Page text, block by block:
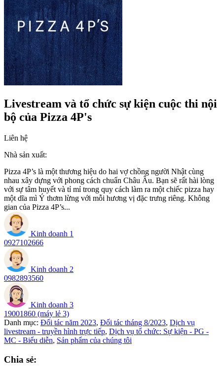
Livestream và tổ chức sự kiện cuộc thi nội
bộ của Pizza 4P's
Liên hệ
Nhà sản xuất:
Pizza 4P’s là một thương hiệu do hai vợ chồng người Nhật cùng
nhau xây dựng với phong cách chuẩn Châu Âu. Bạn sẽ rất hài lòng
với sự tâm huyết và tỉ mỉ trong quy cách làm ra một chiếc pizza hay
một dĩa mì Ý thơm lừng với mỗi hương vị đặc trưng riêng. Không
gian của Pizza 4P’s...
Kinh doanh 1
0927102666
Kinh doanh 2
0982893560
Kinh doanh 3
19001860 (máy lẻ 3)
Danh mục: Đối tác năm 2023, Đối tác tháng 8/2023, Dịch vụ
livestream - truyền hình trực tiếp, Dịch vụ tổ chức: Sự kiện - PG -
MC - Biểu diễn, Sản phẩm của chúng tôi
Chia sẻ: